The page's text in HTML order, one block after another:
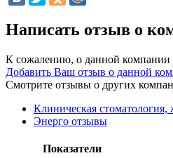
Написать отзыв о
К сожалению, о данной компании
Добавить Ваш отзыв о данной
Смотрите отзывы о других
Клиническая стоматология,
Энерго отзывы
Показатели